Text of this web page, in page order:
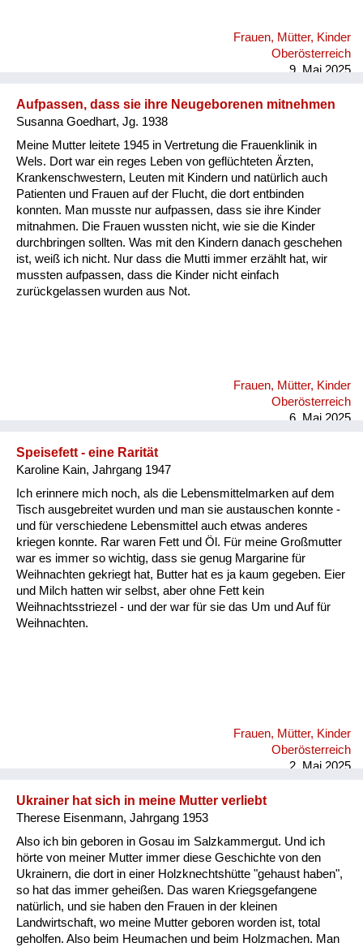
Frauen, Mütter, Kinder
Oberösterreich
9. Mai 2025
Aufpassen, dass sie ihre Neugeborenen mitnehmen
Susanna Goedhart, Jg. 1938
Meine Mutter leitete 1945 in Vertretung die Frauenklinik in
Wels. Dort war ein reges Leben von geflüchteten Ärzten,
Krankenschwestern, Leuten mit Kindern und natürlich auch
Patienten und Frauen auf der Flucht, die dort entbinden
konnten. Man musste nur aufpassen, dass sie ihre Kinder
mitnahmen. Die Frauen wussten nicht, wie sie die Kinder
durchbringen sollten. Was mit den Kindern danach geschehen
ist, weiß ich nicht. Nur dass die Mutti immer erzählt hat, wir
mussten aufpassen, dass die Kinder nicht einfach
zurückgelassen wurden aus Not.
Frauen, Mütter, Kinder
Oberösterreich
6. Mai 2025
Speisefett - eine Rarität
Karoline Kain, Jahrgang 1947
Ich erinnere mich noch, als die Lebensmittelmarken auf dem
Tisch ausgebreitet wurden und man sie austauschen konnte -
und für verschiedene Lebensmittel auch etwas anderes
kriegen konnte. Rar waren Fett und Öl. Für meine Großmutter
war es immer so wichtig, dass sie genug Margarine für
Weihnachten gekriegt hat, Butter hat es ja kaum gegeben. Eier
und Milch hatten wir selbst, aber ohne Fett kein
Weihnachtsstriezel - und der war für sie das Um und Auf für
Weihnachten.
Frauen, Mütter, Kinder
Oberösterreich
2. Mai 2025
Ukrainer hat sich in meine Mutter verliebt
Therese Eisenmann, Jahrgang 1953
Also ich bin geboren in Gosau im Salzkammergut. Und ich
hörte von meiner Mutter immer diese Geschichte von den
Ukrainern, die dort in einer Holzknechtshütte "gehaust haben",
so hat das immer geheißen. Das waren Kriegsgefangene
natürlich, und sie haben den Frauen in der kleinen
Landwirtschaft, wo meine Mutter geboren worden ist, total
geholfen. Also beim Heumachen und beim Holzmachen. Man